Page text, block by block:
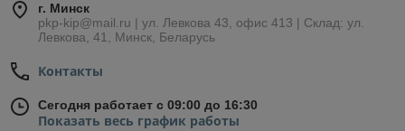
г. Минск
pkp-kip@mail.ru | ул. Левкова 43, офис 413 | Склад: ул.
Левкова, 41, Минск, Беларусь
Контакты
Сегодня работает с 09:00 до 16:30
Показать весь график работы